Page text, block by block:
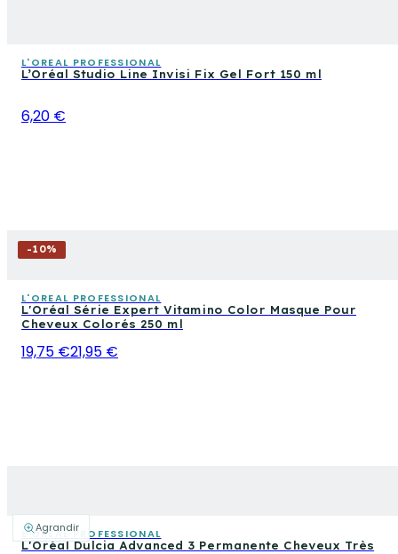
Agrandir
L'OREAL PROFESSIONAL
L’Oréal Studio Line Invisi Fix Gel Fort 150 ml
6,20 €
-10%
L'OREAL PROFESSIONAL
L'Oréal Série Expert Vitamino Color Masque Pour
Cheveux Colorés 250 ml
19,75 €21,95 €
L'OREAL PROFESSIONAL
L'Oréal Dulcia Advanced 3 Permanente Cheveux Très